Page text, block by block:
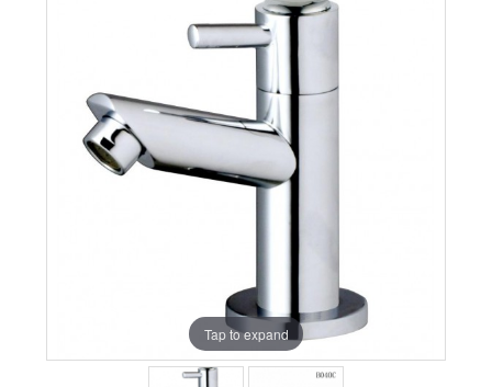
Tap to expand
Tap to expand